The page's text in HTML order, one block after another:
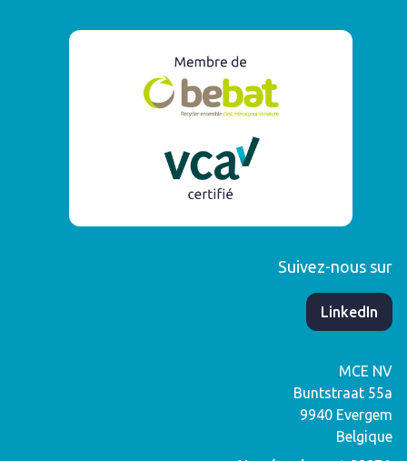
Suivez-nous sur
​LinkedIn
MCE NV
Buntstraat 55a
9940 Evergem
Belgique